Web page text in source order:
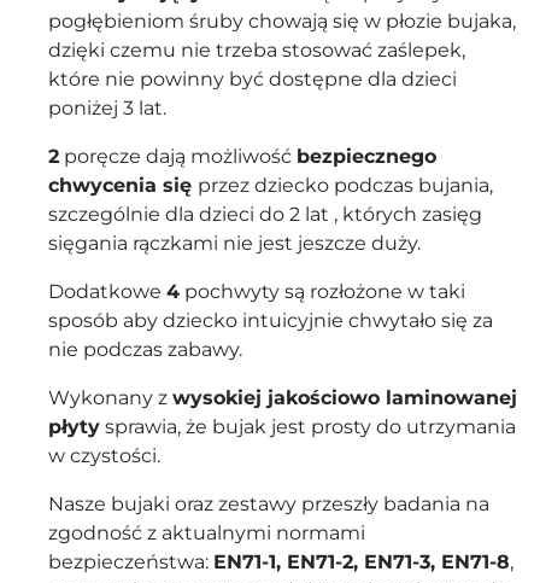
pogłębieniom śruby chowają się w płozie bujaka,
dzięki czemu nie trzeba stosować zaślepek,
które nie powinny być dostępne dla dzieci
poniżej 3 lat.
2 poręcze dają możliwość bezpiecznego
chwycenia się przez dziecko podczas bujania,
szczególnie dla dzieci do 2 lat , których zasięg
sięgania rączkami nie jest jeszcze duży.
Dodatkowe 4 pochwyty są rozłożone w taki
sposób aby dziecko intuicyjnie chwytało się za
nie podczas zabawy.
Wykonany z wysokiej jakościowo laminowanej
płyty sprawia, że bujak jest prosty do utrzymania
w czystości.
Nasze bujaki oraz zestawy przeszły badania na
zgodność z aktualnymi normami
bezpieczeństwa: EN71-1, EN71-2, EN71-3, EN71-8,